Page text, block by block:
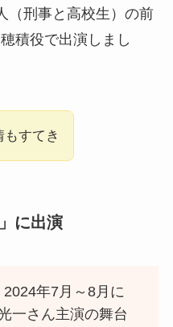
（刑事と高校生）の前
積役で出演しまし
もすてき
に出演
年7月～8月に
一さん主演の舞台